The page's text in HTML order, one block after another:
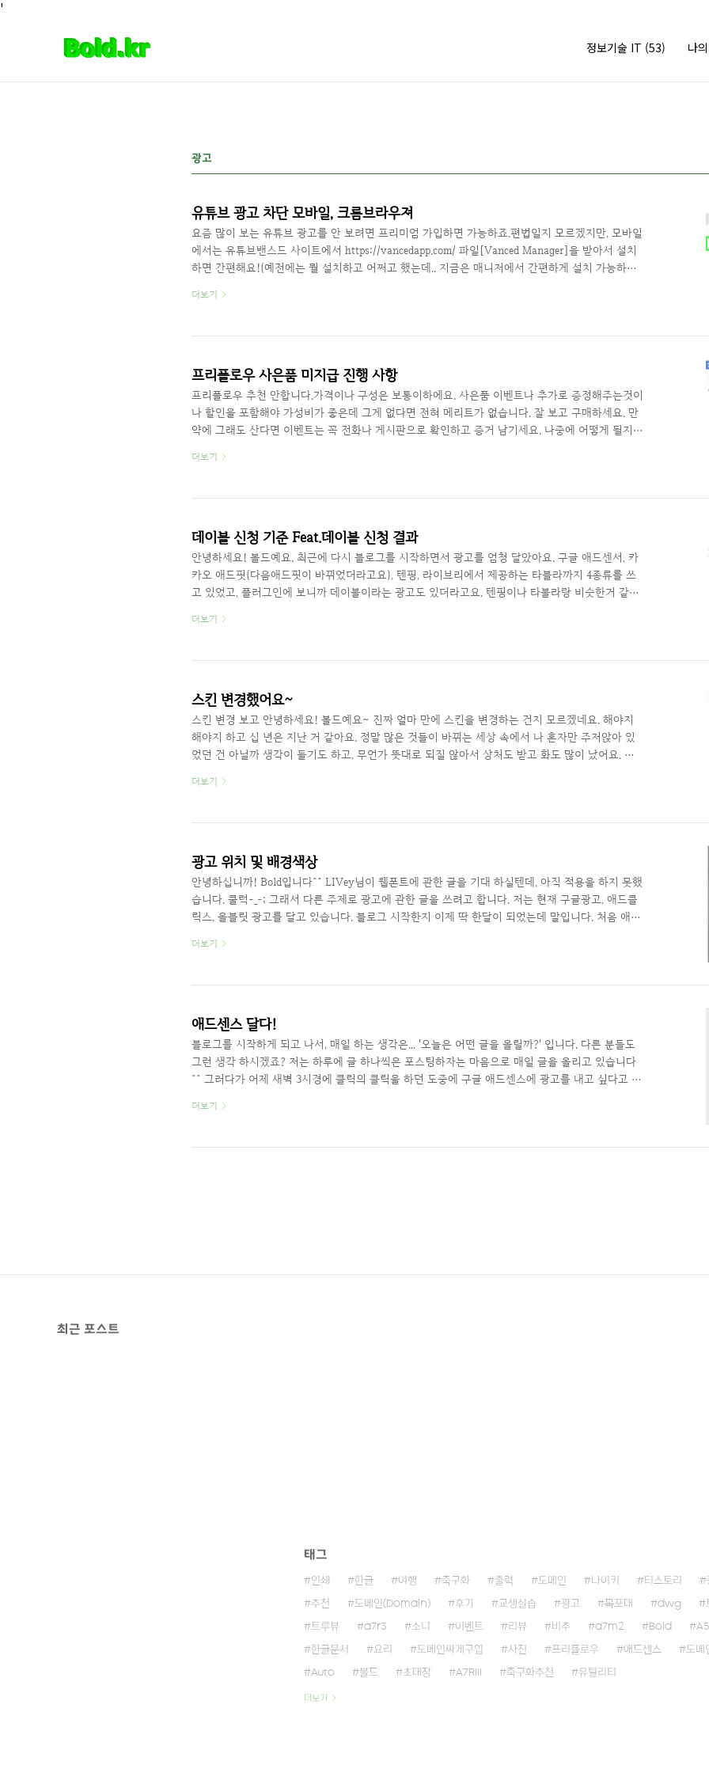
'
본문 바로가기
정보기술 IT (53) 나
광고
유튜브 광고 차단 모바일, 크롬브라우져
요즘 많이 보는 유튜브 광고를 안 보려면 프리미엄 가입하면 가능하죠.편법일지 모르겠지만, 모바일
에서는 유튜브밴스드 사이트에서 https://vancedapp.com/ 파일[Vanced Manager]을 받아서 설치
하면 간편해요!(예전에는 뭘 설치하고 어쩌고 했는데.. 지금은 매니저에서 간편하게 설치 가능하네
동! adblock이라고 검색 해주세요~ 유튜브용 애드블록이 나왔습니다. 클릭! 크롬에 추가 클릭! 추가
저는 개인적으로 애드가드를 쓰다가 마음에 들어서 평생 구독으로 결제해서 쓰고 있어요. 그런데
더보기
프리플로우 사은품 미지급 진행 사항
프리플로우 추천 안합니다.가격이나 구성은 보통이하에요. 사은품 이벤트나 추가로 증정해주는것이
나 할인을 포함해야 가성비가 좋은데 그게 없다면 전혀 메리트가 없습니다. 잘 보고 구매하세요. 만
약에 그래도 산다면 이벤트는 꼭 전화나 게시판으로 확인하고 증거 남기세요. 나중에 어떻게 될지
2020/07/10 - [정보기술 IT/프리플로우] - 말이 안 통하는 프리플로우에서 절대 사지마세요
[정보기술 IT/프리플로우] - 프리플로우 게이밍340A 구매 후기 상황 요약6월 26일 구매언제 발송
더보기
데이블 신청 기준 Feat.데이블 신청 결과
안녕하세요! 볼드예요. 최근에 다시 블로그를 시작하면서 광고를 엄청 달았아요. 구글 애드센서, 카
카오 애드핏(다음애드핏이 바뀌었더라고요), 텐핑, 라이브리에서 제공하는 타블라까지 4종류를 쓰
고 있었고, 플러그인에 보니까 데이블이라는 광고도 있더라고요. 텐핑이나 타블라랑 비슷한거 같아
반려!!! 왠지 슬픈 말 같네요.(서류 던지면서 다시 해오라고 할거 같은...) 아하...최근 7일 동안의 일
다른 광고들도 비슷할거 같은데요.다른 광고는 제가 잘 나갈 때(쿨럭;) 달았던거라서 그렇다고 치고,
더보기
스킨 변경했어요~
스킨 변경 보고 안녕하세요! 볼드예요~ 진짜 얼마 만에 스킨을 변경하는 건지 모르겠네요. 해야지
해야지 하고 십 년은 지난 거 같아요. 정말 많은 것들이 바뀌는 세상 속에서 나 혼자만 주저앉아 있
었던 건 아닐까 생각이 들기도 하고, 무언가 뜻대로 되질 않아서 상처도 받고 화도 많이 났어요. 아
게 바꿔봤고요. 반응형 웹이 나온지도 꽤 오래됐던데 이제야 저도 반응형으로 바꿨네요. 광고는 애
뜨더라고요. 쿨럭.. 저도 먹고 살.... PC 화면에서는 오른쪽 상단에 메뉴가 바로 나오고요. 모바일에서
더보기
광고 위치 및 배경색상
안녕하십니까! Bold입니다^^ LIVey님이 웹폰트에 관한 글을 기대 하실텐데, 아직 적용을 하지 못했
습니다. 쿨럭-_-; 그래서 다른 주제로 광고에 관한 글을 쓰려고 합니다. 저는 현재 구글광고, 애드클
릭스, 올블릿 광고를 달고 있습니다. 블로그 시작한지 이제 딱 한달이 되었는데 말입니다. 처음 애드
달 수 있었습니다. 처음 시도는 내가 운영(?)하는 사이트 편에서 알렸던 http://nds.ft.co.kr/ 를 이용
을 했지만 컨텐츠 부족으로 통과하지 못했지만 얼마뒤 세번째 도전에서 시도해서 드디어 광고를 달
더보기
애드센스 달다!
블로그를 시작하게 되고 나서, 매일 하는 생각은... '오늘은 어떤 글을 올릴까?' 입니다. 다른 분들도
그런 생각 하시겠죠? 저는 하루에 글 하나씩은 포스팅하자는 마음으로 매일 글을 올리고 있습니다
^^ 그러다가 어제 새벽 3시경에 클릭의 클릭을 하던 도중에 구글 애드센스에 광고를 내고 싶다고 요
두둥! 보시면 아시겠지만 구글에서는 승인이 되었고, 클릭스는 콘텐츠가 부족하다나 스크랩 해온 글
각했는데 이거 참 아쉽네요; 하기는 애드센스도 세번째 도전해서 승인이 된겁니다; 전에 태터툴즈를
더보기
최근 포스트
태그
인쇄 한글 여행 축구화 출력 도메인 나이키 티스토리
추천 도메인(Domain) 후기 교생실습 광고 목포대 dwg
트루뷰 a7r3 소니 이벤트 리뷰 비추 a7m2 Bold
한글문서 요리 도메인싸게구입 사진 프리플로우 애드센스 도메
Auto 볼드 초대장 A7RIII 축구화추천 유틸리티
더보기